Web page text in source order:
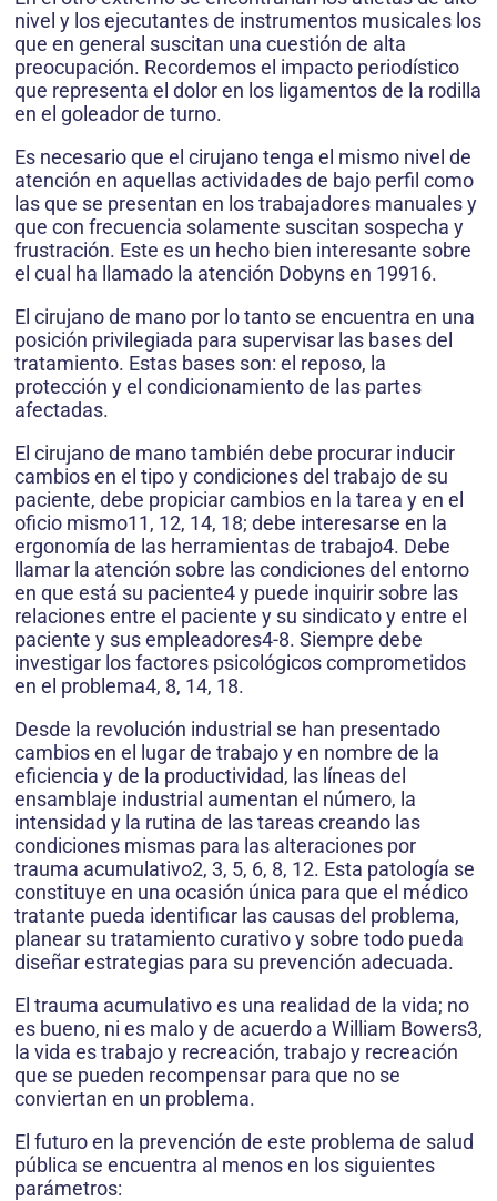
nivel y los ejecutantes de instrumentos musicales los
que en general suscitan una cuestión de alta
preocupación. Recordemos el impacto periodístico
que representa el dolor en los ligamentos de la rodilla
en el goleador de turno.
Es necesario que el cirujano tenga el mismo nivel de
atención en aquellas actividades de bajo perfil como
las que se presentan en los trabajadores manuales y
que con frecuencia solamente suscitan sospecha y
frustración. Este es un hecho bien interesante sobre
el cual ha llamado la atención Dobyns en 19916.
El cirujano de mano por lo tanto se encuentra en una
posición privilegiada para supervisar las bases del
tratamiento. Estas bases son: el reposo, la
protección y el condicionamiento de las partes
afectadas.
El cirujano de mano también debe procurar inducir
cambios en el tipo y condiciones del trabajo de su
paciente, debe propiciar cambios en la tarea y en el
oficio mismo11, 12, 14, 18; debe interesarse en la
ergonomía de las herramientas de trabajo4. Debe
llamar la atención sobre las condiciones del entorno
en que está su paciente4 y puede inquirir sobre las
relaciones entre el paciente y su sindicato y entre el
paciente y sus empleadores4-8. Siempre debe
investigar los factores psicológicos comprometidos
en el problema4, 8, 14, 18.
Desde la revolución industrial se han presentado
cambios en el lugar de trabajo y en nombre de la
eficiencia y de la productividad, las líneas del
ensamblaje industrial aumentan el número, la
intensidad y la rutina de las tareas creando las
condiciones mismas para las alteraciones por
trauma acumulativo2, 3, 5, 6, 8, 12. Esta patología se
constituye en una ocasión única para que el médico
tratante pueda identificar las causas del problema,
planear su tratamiento curativo y sobre todo pueda
diseñar estrategias para su prevención adecuada.
El trauma acumulativo es una realidad de la vida; no
es bueno, ni es malo y de acuerdo a William Bowers3,
la vida es trabajo y recreación, trabajo y recreación
que se pueden recompensar para que no se
conviertan en un problema.
El futuro en la prevención de este problema de salud
pública se encuentra al menos en los siguientes
parámetros: